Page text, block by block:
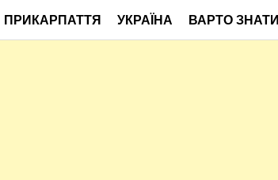
ПРИКАРПАТТЯ УКРАЇНА ВАРТО ЗНАТИ